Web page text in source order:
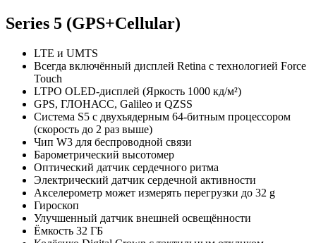
Series 5 (GPS+Cellular)
LTE и UMTS
Всегда включённый дисплей Retina с технологией Force
Touch
LTPO OLED-дисплей (Яркость 1000 кд/м²)
GPS, ГЛОНАСС, Galileo и QZSS
Система S5 с двухъядерным 64‑битным процессором
(скорость до 2 раз выше)
Чип W3 для беспроводной связи
Барометрический высотомер
Оптический датчик сердечного ритма
Электрический датчик сердечной активности
Акселерометр может измерять перегрузки до 32 g
Гироскоп
Улучшенный датчик внешней освещённости
Ёмкость 32 ГБ